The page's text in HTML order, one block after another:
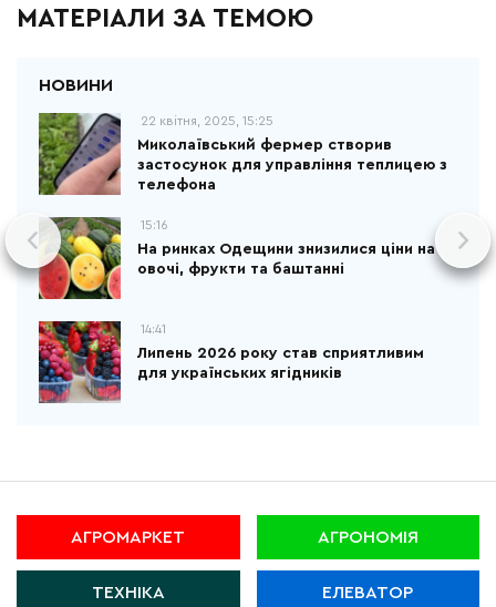
МАТЕРІАЛИ ЗА ТЕМОЮ
22 квітня, 2025, 15:25
Миколаївський фермер створив
застосунок для управління теплицею з
телефона
15:16
На ринках Одещини знизилися ціни на
овочі, фрукти та баштанні
14:41
Липень 2026 року став сприятливим
для українських ягідників
АГРОМАРКЕТ АГРОНОМІЯ
ТЕХНІКА ЕЛЕВАТОР